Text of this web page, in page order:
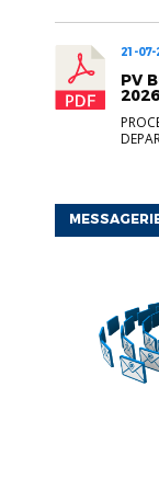
21-07-
PV
2026